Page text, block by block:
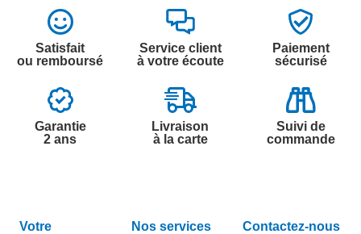
Satisfait
ou remboursé
Service client
à votre écoute
Paiement
sécurisé
Garantie
2 ans
Livraison
à la carte
Suivi de
commande
Votre
Nos services Contactez-nous